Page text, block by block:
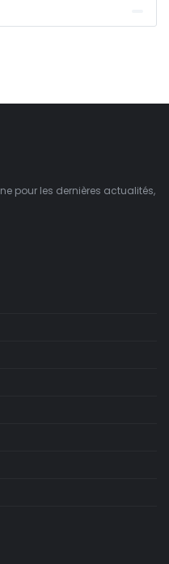
pour les dernières actualités,